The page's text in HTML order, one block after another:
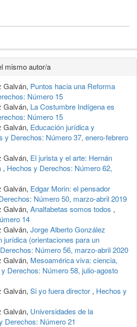
mismo autor/a
Galván, Puntos hacia una Reforma
Número 15
Galván, La Costumbre Indígena es
Número 15
Galván, Educación jurídica y
y Derechos: Número 37, enero-febrero
Galván, El jurista y el arte: Hernán
, Hechos y Derechos: Número 62,
Galván, Edgar Morin: el pensador
Número 50, marzo-abril 2019
Galván, Analfabetas somos todos ,
14
Galván, Jorge Alberto González
jurídica (orientaciones para un
Número 56, marzo-abril 2020
Galván, Mesoamérica viva: ciencia,
Derechos: Número 58, julio-agosto
Galván, Si yo fuera director , Hechos y
Galván, Universidades de la
Derechos: Número 21